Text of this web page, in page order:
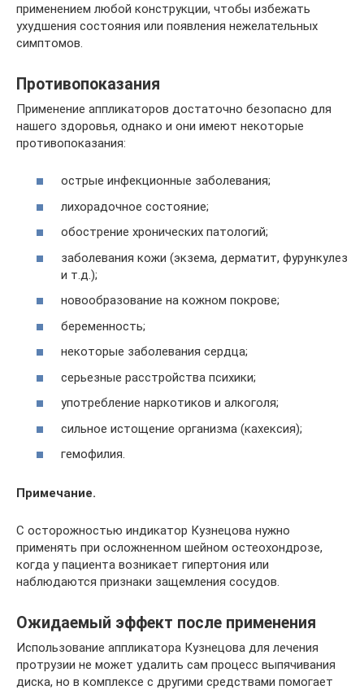
применением любой конструкции, чтобы избежать
ухудшения состояния или появления нежелательных
симптомов.
Противопоказания
Применение аппликаторов достаточно безопасно для
нашего здоровья, однако и они имеют некоторые
противопоказания:
острые инфекционные заболевания;
лихорадочное состояние;
обострение хронических патологий;
заболевания кожи (экзема, дерматит, фурункулез
и т.д.);
новообразование на кожном покрове;
беременность;
некоторые заболевания сердца;
серьезные расстройства психики;
употребление наркотиков и алкоголя;
сильное истощение организма (кахексия);
гемофилия.
Примечание.
С осторожностью индикатор Кузнецова нужно
применять при осложненном шейном остеохондрозе,
когда у пациента возникает гипертония или
наблюдаются признаки защемления сосудов.
Ожидаемый эффект после применения
Использование аппликатора Кузнецова для лечения
протрузии не может удалить сам процесс выпячивания
диска, но в комплексе с другими средствами помогает